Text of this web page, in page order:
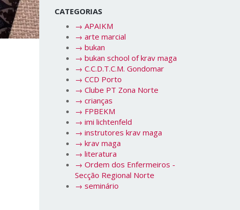
CATEGORIAS
→ APAIKM
→ arte marcial
→ bukan
→ bukan school of krav maga
→ C.C.D.T.C.M. Gondomar
→ CCD Porto
→ Clube PT Zona Norte
→ crianças
→ FPBEKM
→ imi lichtenfeld
→ instrutores krav maga
→ krav maga
→ literatura
→ Ordem dos Enfermeiros -
Secção Regional Norte
→ seminário